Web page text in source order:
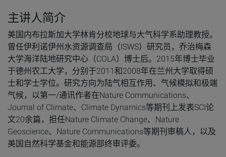
主讲人简介
美国内布拉斯加大学林肯分校地球与大气科学系助理教授。
曾任伊利诺伊州水资源调查局（ISWS）研究员，乔治梅森
大学海洋陆地研究中心（COLA）博士后。2015年博士毕业
于德州农工大学，分别于2011和2008年在兰州大学取得硕
士和学士学位。研究方向为陆气相互作用、气候模拟和极端
气候，以第一/通讯作者在Nature Communications、
Journal of Climate、Climate Dynamics等期刊上发表SCI论
文20余篇，担任Nature Climate Change、Nature
Geoscience、Nature Communications等期刊审稿人，以及
美国自然科学基金和能源部终审评委。